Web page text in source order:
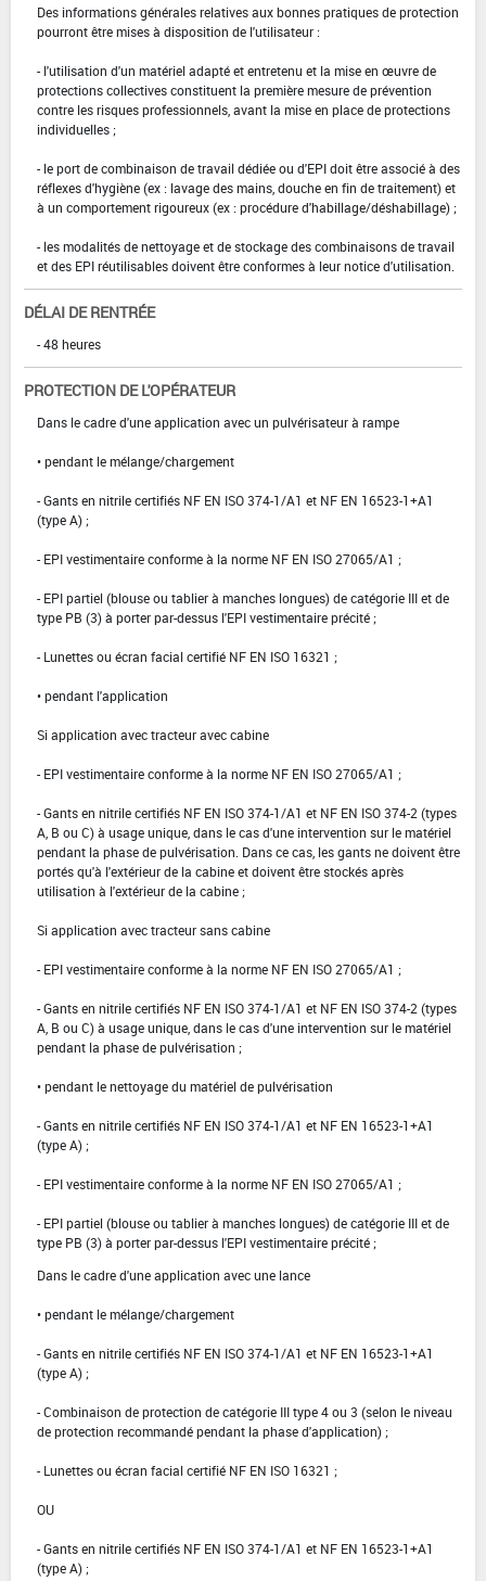
Des informations générales relatives aux bonnes pratiques de protection
pourront être mises à disposition de l'utilisateur :
- l'utilisation d'un matériel adapté et entretenu et la mise en œuvre de
protections collectives constituent la première mesure de prévention
contre les risques professionnels, avant la mise en place de protections
individuelles ;
- le port de combinaison de travail dédiée ou d'EPI doit être associé à des
réflexes d'hygiène (ex : lavage des mains, douche en fin de traitement) et
à un comportement rigoureux (ex : procédure d'habillage/déshabillage) ;
- les modalités de nettoyage et de stockage des combinaisons de travail
et des EPI réutilisables doivent être conformes à leur notice d'utilisation.
DÉLAI DE RENTRÉE
- 48 heures
PROTECTION DE L'OPÉRATEUR
Dans le cadre d'une application avec un pulvérisateur à rampe
• pendant le mélange/chargement
- Gants en nitrile certifiés NF EN ISO 374-1/A1 et NF EN 16523-1+A1
(type A) ;
- EPI vestimentaire conforme à la norme NF EN ISO 27065/A1 ;
- EPI partiel (blouse ou tablier à manches longues) de catégorie III et de
type PB (3) à porter par-dessus l'EPI vestimentaire précité ;
- Lunettes ou écran facial certifié NF EN ISO 16321 ;
• pendant l'application
Si application avec tracteur avec cabine
- EPI vestimentaire conforme à la norme NF EN ISO 27065/A1 ;
- Gants en nitrile certifiés NF EN ISO 374-1/A1 et NF EN ISO 374-2 (types
A, B ou C) à usage unique, dans le cas d'une intervention sur le matériel
pendant la phase de pulvérisation. Dans ce cas, les gants ne doivent être
portés qu'à l'extérieur de la cabine et doivent être stockés après
utilisation à l'extérieur de la cabine ;
Si application avec tracteur sans cabine
- EPI vestimentaire conforme à la norme NF EN ISO 27065/A1 ;
- Gants en nitrile certifiés NF EN ISO 374-1/A1 et NF EN ISO 374-2 (types
A, B ou C) à usage unique, dans le cas d'une intervention sur le matériel
pendant la phase de pulvérisation ;
• pendant le nettoyage du matériel de pulvérisation
- Gants en nitrile certifiés NF EN ISO 374-1/A1 et NF EN 16523-1+A1
(type A) ;
- EPI vestimentaire conforme à la norme NF EN ISO 27065/A1 ;
- EPI partiel (blouse ou tablier à manches longues) de catégorie III et de
type PB (3) à porter par-dessus l'EPI vestimentaire précité ;
Dans le cadre d'une application avec une lance
• pendant le mélange/chargement
- Gants en nitrile certifiés NF EN ISO 374-1/A1 et NF EN 16523-1+A1
(type A) ;
- Combinaison de protection de catégorie III type 4 ou 3 (selon le niveau
de protection recommandé pendant la phase d'application) ;
- Lunettes ou écran facial certifié NF EN ISO 16321 ;
OU
- Gants en nitrile certifiés NF EN ISO 374-1/A1 et NF EN 16523-1+A1
(type A) ;